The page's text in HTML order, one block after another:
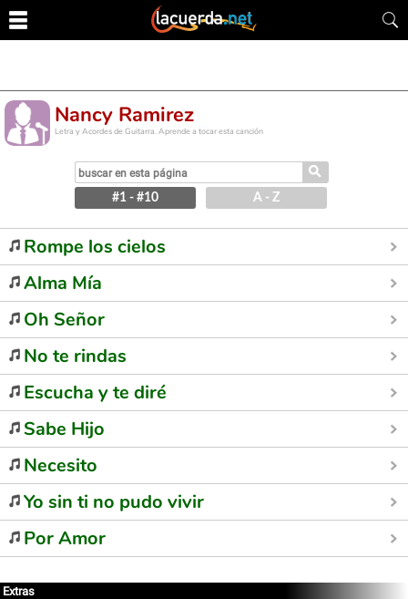
Nancy Ramirez
Letra y Acordes de Guitarra. Aprende a tocar esta canción
⚲
#1 - #10 A - Z
Rompe los cielos
Alma Mía
Oh Señor
No te rindas
Escucha y te diré
Sabe Hijo
Necesito
Yo sin ti no pudo vivir
Por Amor
Extras